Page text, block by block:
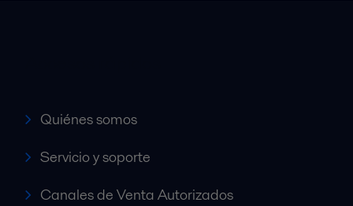
Quiénes somos
Servicio y soporte
Canales de Venta Autorizados